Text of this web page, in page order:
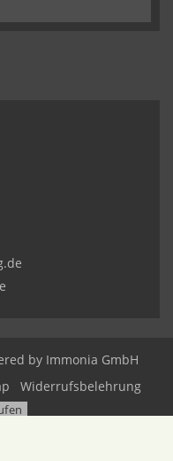
by Immonia GmbH
Widerrufsbelehrung